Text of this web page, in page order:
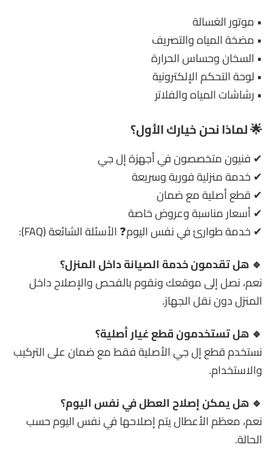
• موتور الغسالة
• مضخة المياه والتصريف
• السخان وحساس الحرارة
• لوحة التحكم الإلكترونية
• رشاشات المياه والفلاتر
🌟 لماذا نحن خيارك الأول؟
✔ فنيون متخصصون في أجهزة إل جي
✔ خدمة منزلية فورية وسريعة
✔ قطع أصلية مع ضمان
✔ أسعار مناسبة وعروض خاصة
✔ خدمة طوارئ في نفس اليوم❓ الأسئلة الشائعة (FAQ):
🔹 هل تقدمون خدمة الصيانة داخل المنزل؟
نعم، نصل إلى موقعك ونقوم بالفحص والإصلاح داخل
المنزل دون نقل الجهاز.
🔹 هل تستخدمون قطع غيار أصلية؟
نستخدم قطع إل جي الأصلية فقط مع ضمان على التركيب
والاستخدام.
🔹 هل يمكن إصلاح العطل في نفس اليوم؟
نعم، معظم الأعطال يتم إصلاحها في نفس اليوم حسب
الحالة.